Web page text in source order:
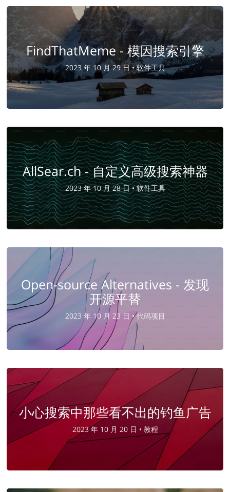
FindThatMeme - 模因搜索引擎
2023 年 10 月 29 日 •软件工具
AllSear.ch - 自定义高级搜索神器
2023 年 10 月 28 日 •软件工具
Open-source Alternatives - 发现
开源平替
2023 年 10 月 23 日 •代码项目
小心搜索中那些看不出的钓鱼广告
2023 年 10 月 20 日 • 教程